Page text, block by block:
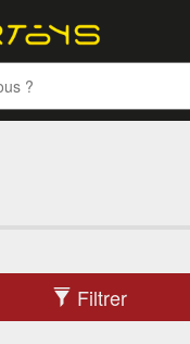
Filtrer